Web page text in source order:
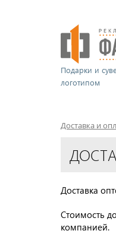
Подарки и
логотипом
Доставка и
Доставка
Стоимость
компанией.